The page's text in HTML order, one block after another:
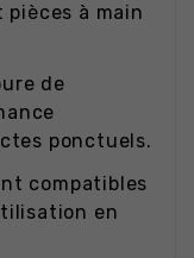
pièces à main
de
ponctuels.
compatibles
en